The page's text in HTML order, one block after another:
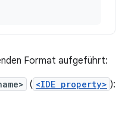
Format aufgeführt:
( <IDE property> ):